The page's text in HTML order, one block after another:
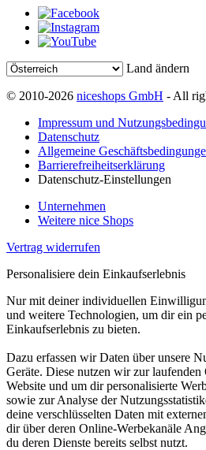
Land ändern
© 2010-2026 niceshops GmbH - All
Impressum und
Datenschutz
Allgemeine
Barrierefreiheitserklärung
Datenschutz-Einstellungen
Unternehmen
Weitere nice Shops
Vertrag widerrufen
Personalisiere dein Einkaufserlebnis
Nur mit deiner individuellen
und weitere Technologien, um dir ein
Einkaufserlebnis zu bieten.
Dazu erfassen wir Daten über unsere
Geräte. Diese nutzen wir zur laufenden
Website und um dir personalisierte
sowie zur Analyse der
deine verschlüsselten Daten mit
dir über deren Online-Werbekanäle
du deren Dienste bereits selbst nutzt.